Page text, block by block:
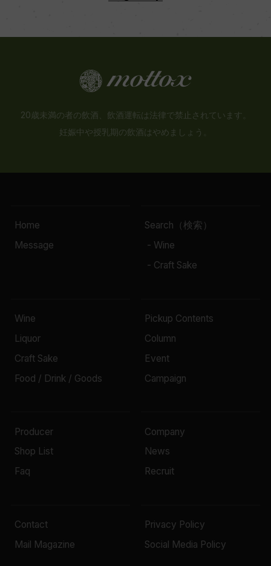
20歳未満の者の飲酒、飲酒運転は法律で禁止されています。
妊娠中や授乳期の飲酒はやめましょう。
Home
Message
Search（検索）
- Wine
- Craft Sake
Wine
Liquor
Craft Sake
Food / Drink / Goods
Pickup Contents
Column
Event
Campaign
Producer
Shop List
Faq
Company
News
Recruit
Contact
Mail Magazine
Privacy Policy
Social Media Policy